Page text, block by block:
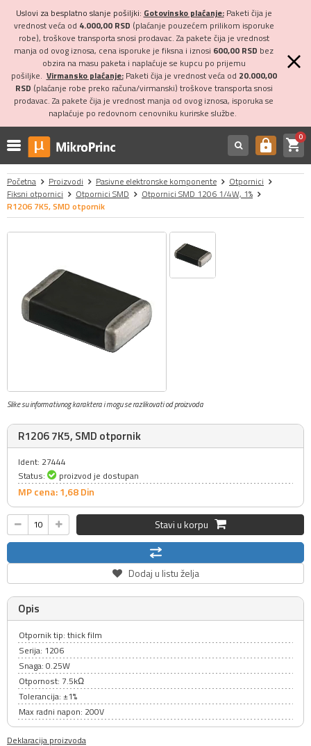
Uslovi za besplatno slanje pošiljki: Gotovinsko plaćanje:Paketi čija je
vrednost veća od 4.000,00 RSD (plaćanje pouzećem prilikom isporuke
robe), troškove transporta snosi prodavac. Za pakete čija je vrednost
manja od ovog iznosa, cena isporuke je fiksna i iznosi 600,00 RSD bez
obzira na masu paketa i naplaćuje se kupcu po prijemu
pošiljke. Virmansko plaćanje:Paketi čija je vrednost veća od 20.000,00
RSD (plaćanje robe preko računa/virmanski) troškove transporta snosi
prodavac. Za pakete čija je vrednost manja od ovog iznosa, isporuka se
naplaćuje po redovnom cenovniku kurirske službe.
https shopping_cart0
Početna Proizvodi Pasivne elektronske komponente
Otpornici
Fiksni otpornici
Otpornici SMD
Otpornici SMD 1206 1/4W, 1%
R1206 7K5, SMD otpornik
Slike su informativnog karaktera i mogu se razlikovati od proizvoda
R1206 7K5, SMD otpornik
Ident: 27444
Status:
proizvod je dostupan
MP cena: 1,68Din
Stavi u korpu
Dodaj u listu želja
Opis
Otpornik tip: thick film
Serija: 1206
Snaga: 0.25W
Otpornost: 7.5kΩ
Tolerancija: ±1%
Max radni napon: 200V
Deklaracija proizvoda